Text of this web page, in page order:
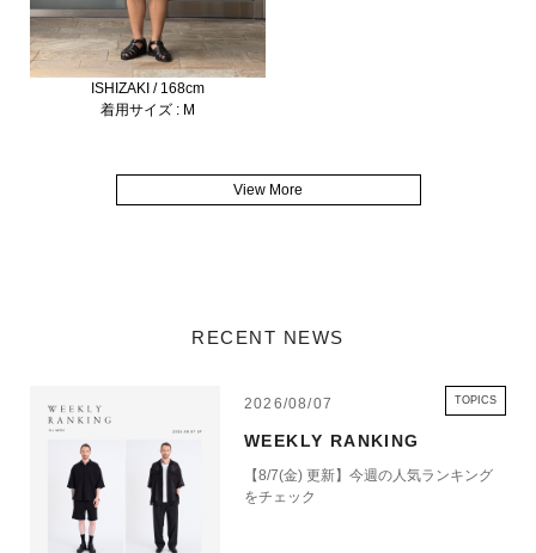
ISHIZAKI / 168cm
着用サイズ : M
View More
RECENT NEWS
2026/08/07 TOPICS
WEEKLY RANKING
【8/7(金) 更新】今週の人気ランキング
をチェック